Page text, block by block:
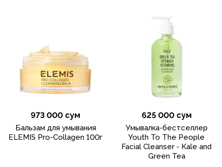
973 000 сум
Бальзам для умывания
ELEMIS Pro-Collagen 100г
625 000 сум
Умывалка-бестселлер
Youth To The People
Facial Cleanser - Kale and
Green Tea